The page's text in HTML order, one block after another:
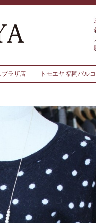
プラザ店 トモエヤ 福岡パル